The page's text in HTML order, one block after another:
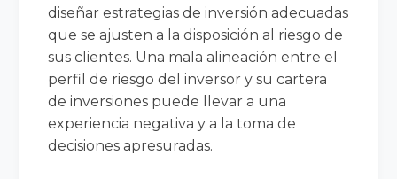
diseñar estrategias de inversión adecuadas
que se ajusten a la disposición al riesgo de
sus clientes. Una mala alineación entre el
perfil de riesgo del inversor y su cartera
de inversiones puede llevar a una
experiencia negativa y a la toma de
decisiones apresuradas.